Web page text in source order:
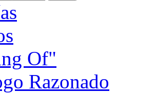
Of"
Razonado